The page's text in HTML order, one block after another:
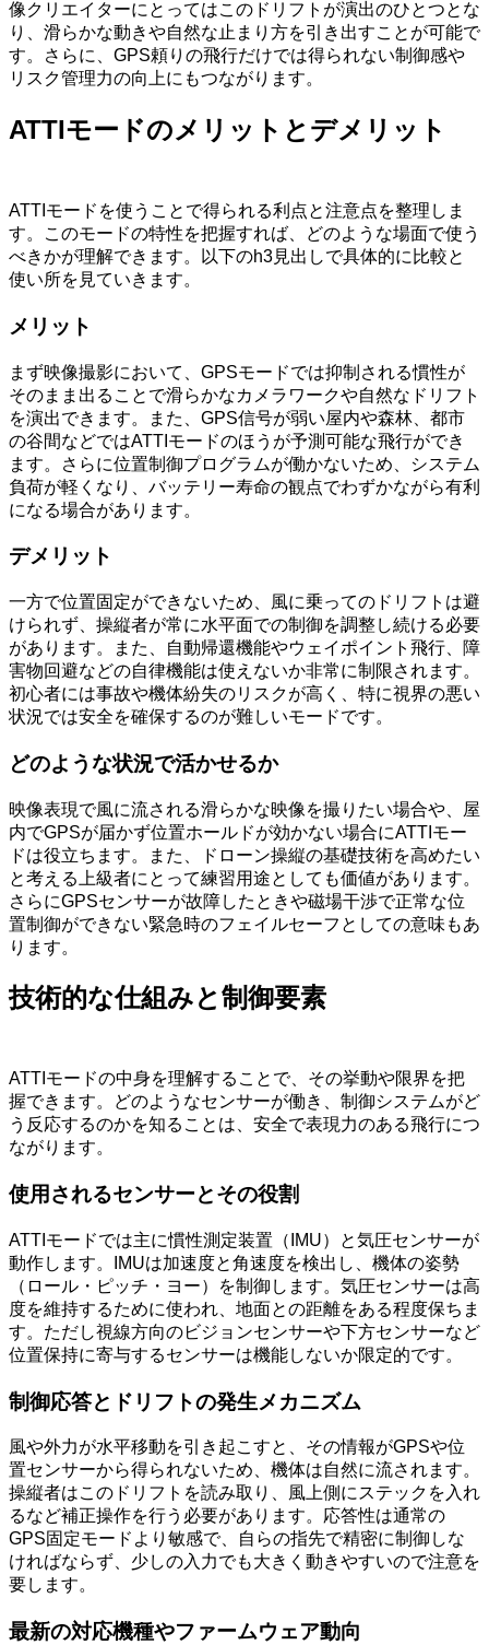
像クリエイターにとってはこのドリフトが演出のひとつとな
り、滑らかな動きや自然な止まり方を引き出すことが可能で
す。さらに、GPS頼りの飛行だけでは得られない制御感や
リスク管理力の向上にもつながります。
ATTIモードのメリットとデメリット
ATTIモードを使うことで得られる利点と注意点を整理しま
す。このモードの特性を把握すれば、どのような場面で使う
べきかが理解できます。以下のh3見出しで具体的に比較と
使い所を見ていきます。
メリット
まず映像撮影において、GPSモードでは抑制される慣性が
そのまま出ることで滑らかなカメラワークや自然なドリフト
を演出できます。また、GPS信号が弱い屋内や森林、都市
の谷間などではATTIモードのほうが予測可能な飛行ができ
ます。さらに位置制御プログラムが働かないため、システム
負荷が軽くなり、バッテリー寿命の観点でわずかながら有利
になる場合があります。
デメリット
一方で位置固定ができないため、風に乗ってのドリフトは避
けられず、操縦者が常に水平面での制御を調整し続ける必要
があります。また、自動帰還機能やウェイポイント飛行、障
害物回避などの自律機能は使えないか非常に制限されます。
初心者には事故や機体紛失のリスクが高く、特に視界の悪い
状況では安全を確保するのが難しいモードです。
どのような状況で活かせるか
映像表現で風に流される滑らかな映像を撮りたい場合や、屋
内でGPSが届かず位置ホールドが効かない場合にATTIモー
ドは役立ちます。また、ドローン操縦の基礎技術を高めたい
と考える上級者にとって練習用途としても価値があります。
さらにGPSセンサーが故障したときや磁場干渉で正常な位
置制御ができない緊急時のフェイルセーフとしての意味もあ
ります。
技術的な仕組みと制御要素
ATTIモードの中身を理解することで、その挙動や限界を把
握できます。どのようなセンサーが働き、制御システムがど
う反応するのかを知ることは、安全で表現力のある飛行につ
ながります。
使用されるセンサーとその役割
ATTIモードでは主に慣性測定装置（IMU）と気圧センサーが
動作します。IMUは加速度と角速度を検出し、機体の姿勢
（ロール・ピッチ・ヨー）を制御します。気圧センサーは高
度を維持するために使われ、地面との距離をある程度保ちま
す。ただし視線方向のビジョンセンサーや下方センサーなど
位置保持に寄与するセンサーは機能しないか限定的です。
制御応答とドリフトの発生メカニズム
風や外力が水平移動を引き起こすと、その情報がGPSや位
置センサーから得られないため、機体は自然に流されます。
操縦者はこのドリフトを読み取り、風上側にステックを入れ
るなど補正操作を行う必要があります。応答性は通常の
GPS固定モードより敏感で、自らの指先で精密に制御しな
ければならず、少しの入力でも大きく動きやすいので注意を
要します。
最新の対応機種やファームウェア動向